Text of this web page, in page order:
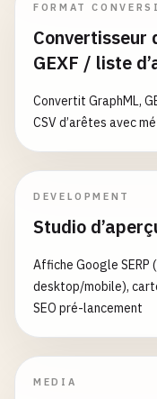
FORMAT
Convertisseur
GEXF / liste
Convertit GraphML,
CSV d’arêtes avec
DEVELOPMENT
Studio
Affiche Google
desktop/mobile),
SEO pré-lancement
MEDIA